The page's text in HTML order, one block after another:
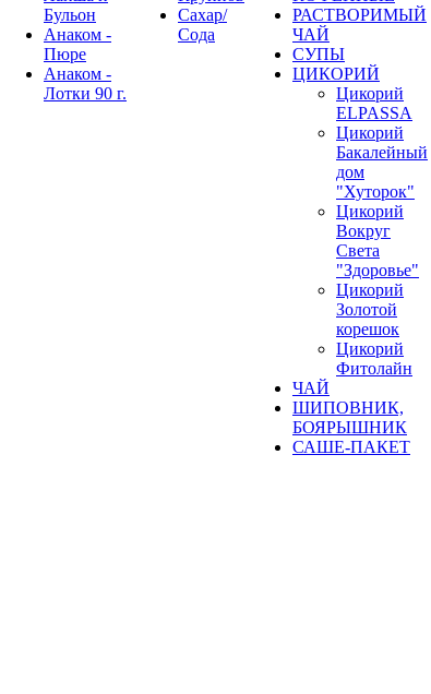
Бульон
Анаком -
Пюре
Анаком -
Лотки 90 г.
Сахар/
Сода
РАСТВОРИМЫЙ
ЧАЙ
СУПЫ
ЦИКОРИЙ
Цикорий
ELPASSA
Цикорий
Бакалейный
дом
"Хуторок"
Цикорий
Вокруг
Света
"Здоровье"
Цикорий
Золотой
корешок
Цикорий
Фитолайн
ЧАЙ
ШИПОВНИК,
БОЯРЫШНИК
САШЕ-ПАКЕТ